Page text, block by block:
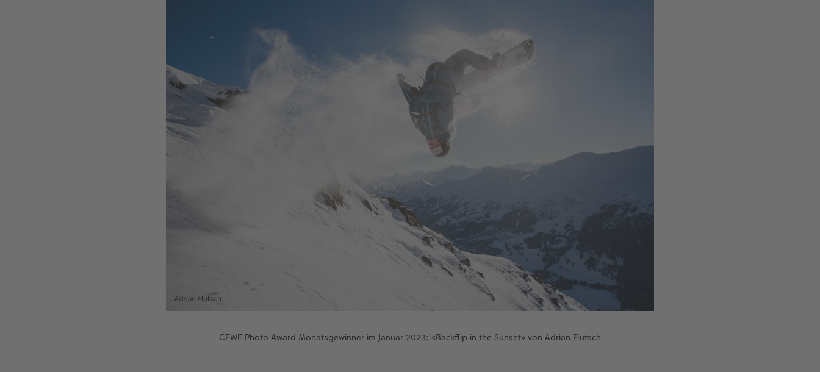
CEWE Photo Award Monatsgewinner im Januar 2023: «Backflip in the Sunset» von Adrian Flütsch